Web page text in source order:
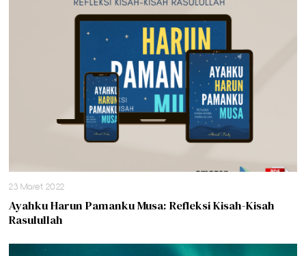
23 Maret 2022
Ayahku Harun Pamanku Musa: Refleksi Kisah-Kisah
Rasulullah